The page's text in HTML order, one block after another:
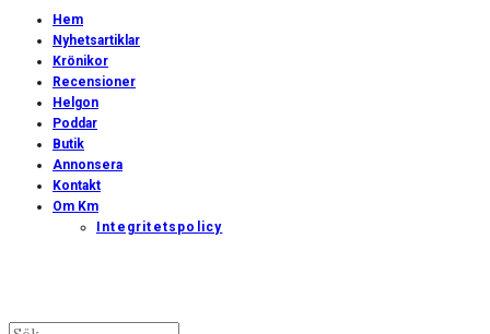
Hem
Nyhetsartiklar
Krönikor
Recensioner
Helgon
Poddar
Butik
Annonsera
Kontakt
Om Km
Integritetspolicy